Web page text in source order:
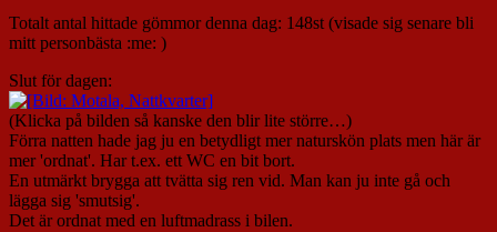
Totalt antal hittade gömmor denna dag: 148st (visade sig senare bli
mitt personbästa :me: )
Slut för dagen:
(Klicka på bilden så kanske den blir lite större…)
Förra natten hade jag ju en betydligt mer naturskön plats men här är
mer 'ordnat'. Har t.ex. ett WC en bit bort.
En utmärkt brygga att tvätta sig ren vid. Man kan ju inte gå och
lägga sig 'smutsig'.
Det är ordnat med en luftmadrass i bilen.